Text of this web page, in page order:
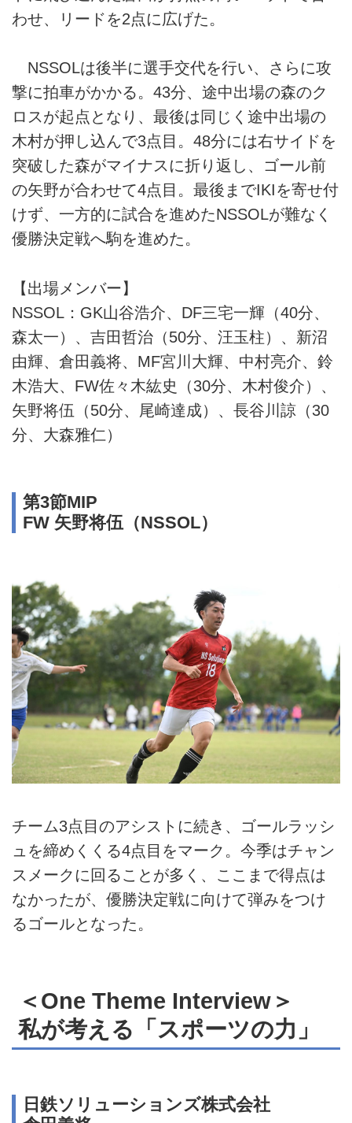
わせ、リードを2点に広げた。
NSSOLは後半に選手交代を行い、さらに攻
撃に拍車がかかる。43分、途中出場の森のク
ロスが起点となり、最後は同じく途中出場の
木村が押し込んで3点目。48分には右サイドを
突破した森がマイナスに折り返し、ゴール前
の矢野が合わせて4点目。最後までIKIを寄せ付
けず、一方的に試合を進めたNSSOLが難なく
優勝決定戦へ駒を進めた。
【出場メンバー】
NSSOL：GK山谷浩介、DF三宅一輝（40分、
森太一）、吉田哲治（50分、汪玉柱）、新沼
由輝、倉田義将、MF宮川大輝、中村亮介、鈴
木浩大、FW佐々木紘史（30分、木村俊介）、
矢野将伍（50分、尾崎達成）、長谷川諒（30
分、大森雅仁）
第3節MIP
FW 矢野将伍（NSSOL）
チーム3点目のアシストに続き、ゴールラッシ
ュを締めくくる4点目をマーク。今季はチャン
スメークに回ることが多く、ここまで得点は
なかったが、優勝決定戦に向けて弾みをつけ
るゴールとなった。
＜One Theme Interview＞
私が考える「スポーツの力」
日鉄ソリューションズ株式会社